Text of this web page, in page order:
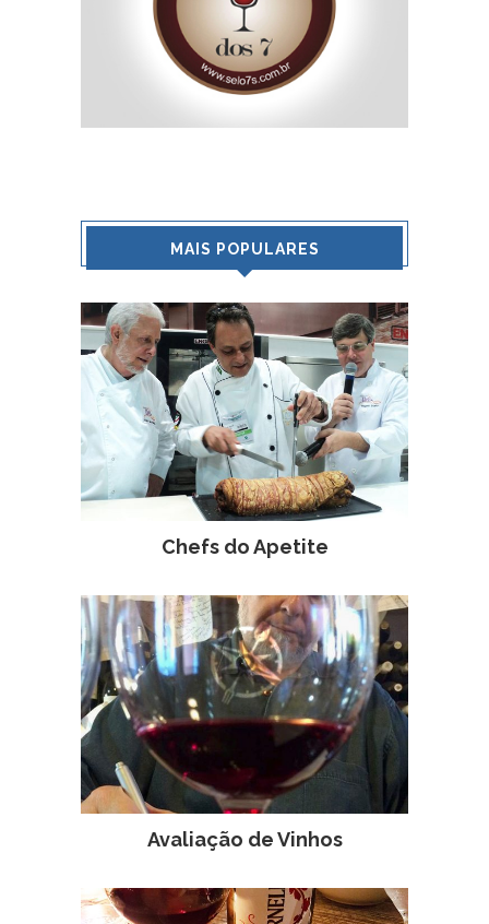
MAIS POPULARES
Chefs do Apetite
Avaliação de Vinhos